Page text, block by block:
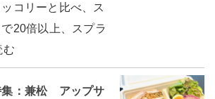
コリーと比べ、ス
20倍以上、スプラ
む
集：兼松 アップサ